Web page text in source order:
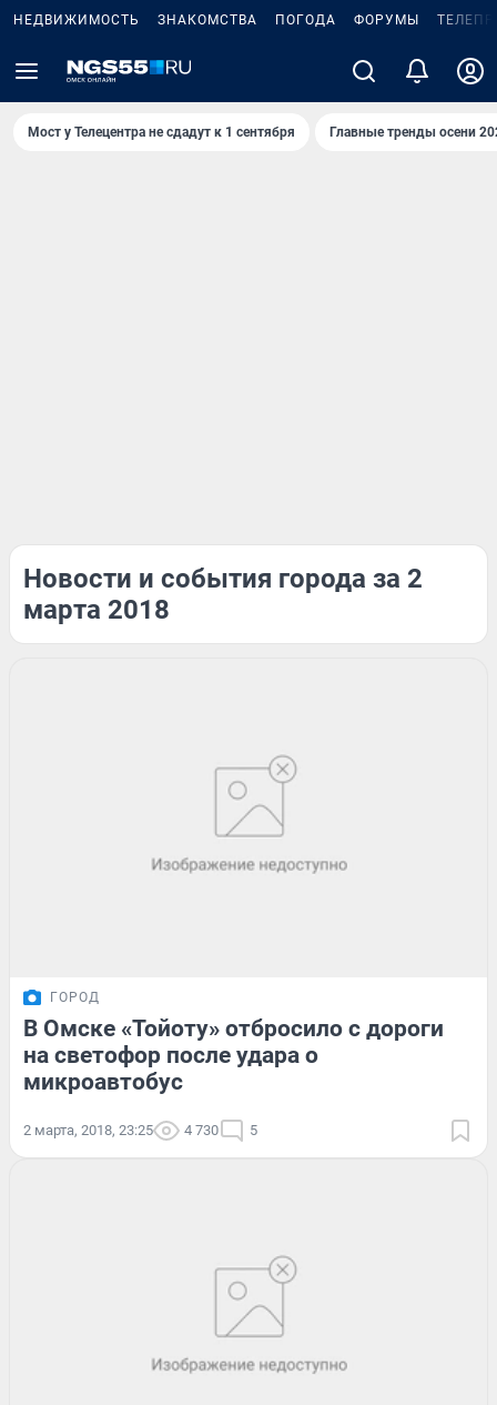
НЕДВИЖИМОСТЬ ЗНАКОМСТВА ПОГОДА ФОРУМЫ
Мост у Телецентра не сдадут к 1 сентября Главные тренды осени
Новости и события города за 2
марта 2018
ГОРОД
В Омске «Тойоту» отбросило с дороги
на светофор после удара о
микроавтобус
2 марта, 2018, 23:25 4 730 5